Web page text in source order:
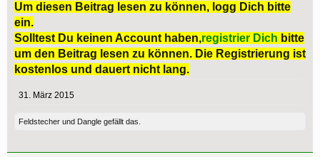
Um diesen Beitrag lesen zu können, logg Dich bitte
ein.
Solltest Du keinen Account haben,registrier Dich bitte
um den Beitrag lesen zu können. Die Registrierung ist
kostenlos und dauert nicht lang.
31. März 2015
Feldstecher und Dangle gefällt das.